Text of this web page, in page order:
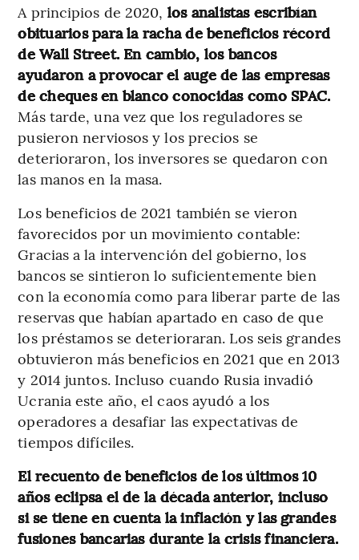
A principios de 2020, los analistas escribían
obituarios para la racha de beneficios récord
de Wall Street. En cambio, los bancos
ayudaron a provocar el auge de las empresas
de cheques en blanco conocidas como SPAC.
Más tarde, una vez que los reguladores se
pusieron nerviosos y los precios se
deterioraron, los inversores se quedaron con
las manos en la masa.
Los beneficios de 2021 también se vieron
favorecidos por un movimiento contable:
Gracias a la intervención del gobierno, los
bancos se sintieron lo suficientemente bien
con la economía como para liberar parte de las
reservas que habían apartado en caso de que
los préstamos se deterioraran. Los seis grandes
obtuvieron más beneficios en 2021 que en 2013
y 2014 juntos. Incluso cuando Rusia invadió
Ucrania este año, el caos ayudó a los
operadores a desafiar las expectativas de
tiempos difíciles.
El recuento de beneficios de los últimos 10
años eclipsa el de la década anterior, incluso
si se tiene en cuenta la inflación y las grandes
fusiones bancarias durante la crisis financiera.